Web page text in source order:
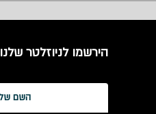
הירשמו לניוזלטר שלנו